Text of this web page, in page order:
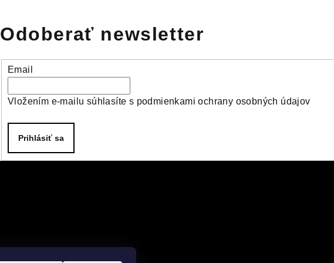
Odoberať newsletter
Email
Vložením e-mailu súhlasíte s podmienkami ochrany osobných údajov
Prihlásiť sa